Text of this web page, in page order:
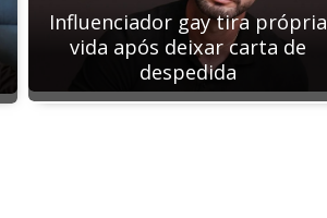
Influenciador gay tira própria
vida após deixar carta de
despedida